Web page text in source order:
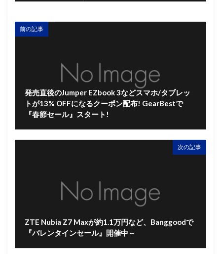
前の記事
発売直後のJumper EZbook 3などスマホ/タブレッ
トが13% OFFになるクーポン配布! GearBestで
『春節セール』スタート!
次の記事
ZTE Nubia Z7 Maxが約1.1万円など、Banggoodで
『バレンタインセール』開催中～